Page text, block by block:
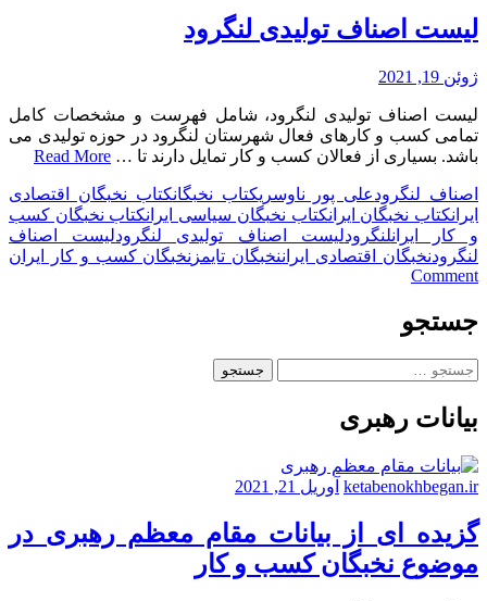
لیست اصناف تولیدی لنگرود
ژوئن 19, 2021
لیست اصناف تولیدی لنگرود، شامل فهرست و مشخصات کامل
تمامی کسب و کارهای فعال شهرستان لنگرود در حوزه تولیدی می
باشد. بسیاری از فعالان کسب و کار تمایل دارند تا … Read More
اصناف لنگرودعلی پور ناوسریکتاب نخبگانکتاب نخبگان اقتصادی
ایرانکتاب نخبگان ایرانکتاب نخبگان سیاسی ایرانکتاب نخبگان کسب
و کار ایرانلنگرودلیست اصناف تولیدی لنگرودلیست اصناف
لنگرودنخبگان اقتصادی ایراننخبگان تایمز نخبگان کسب و کار ایران
Comment
on
تولیدی
لنگرود
جستجو
جستجو
بیانات رهبری
ketabenokhbegan.ir آوریل 21, 2021
گزیده ای از بیانات مقام معظم رهبری در
موضوع نخبگان کسب و کار